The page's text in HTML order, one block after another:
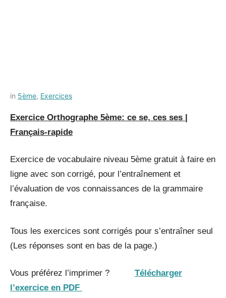
Posted
12
juillet
by
rapide
in 5ème, Exercices
Exercice Orthographe 5ème: ce se, ces ses |
Français-rapide
Exercice de vocabulaire niveau 5ème gratuit à faire en
ligne avec son corrigé, pour l’entraînement et
l’évaluation de vos connaissances de la grammaire
française.
Tous les exercices sont corrigés pour s’entraîner seul
(Les réponses sont en bas de la page.)
Vous préférez l’imprimer ? Télécharger
l’exercice en PDF